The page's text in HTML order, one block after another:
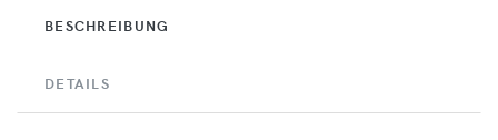
BESCHREIBUNG
DETAILS